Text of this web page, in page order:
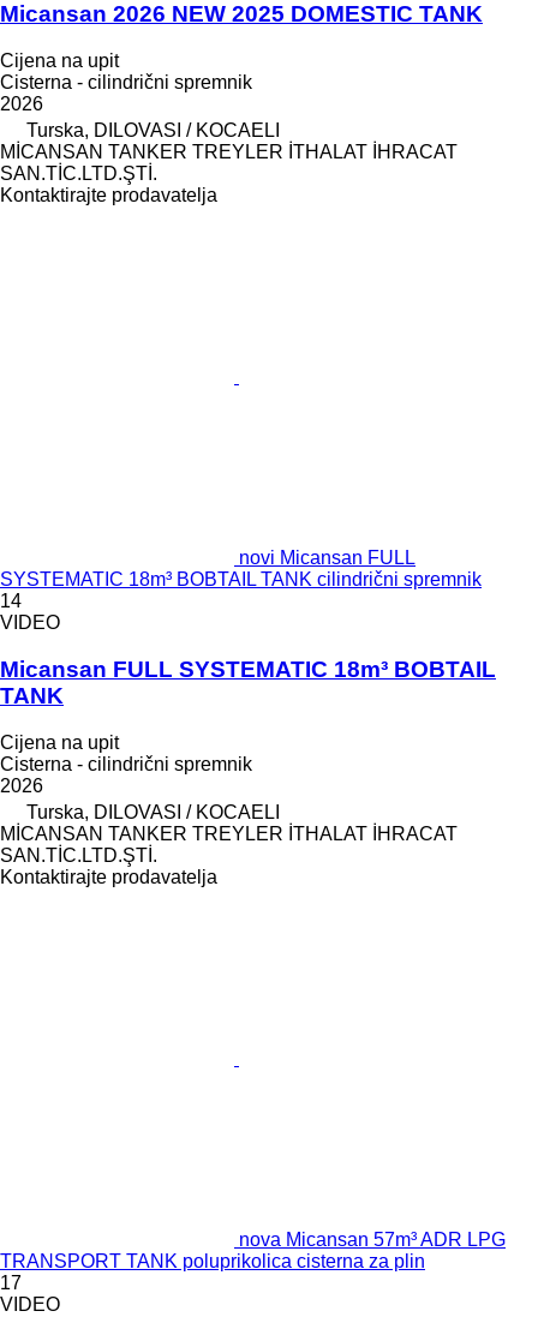
Micansan 2026 NEW 2025 DOMESTIC TANK
Cijena na upit
Cisterna - cilindrični spremnik
2026
Turska, DILOVASI / KOCAELI
MİCANSAN TANKER TREYLER İTHALAT İHRACAT
SAN.TİC.LTD.ŞTİ.
Kontaktirajte prodavatelja
novi Micansan FULL
SYSTEMATIC 18m³ BOBTAIL TANK cilindrični spremnik
14
VIDEO
Micansan FULL SYSTEMATIC 18m³ BOBTAIL
TANK
Cijena na upit
Cisterna - cilindrični spremnik
2026
Turska, DILOVASI / KOCAELI
MİCANSAN TANKER TREYLER İTHALAT İHRACAT
SAN.TİC.LTD.ŞTİ.
Kontaktirajte prodavatelja
nova Micansan 57m³ ADR LPG
TRANSPORT TANK poluprikolica cisterna za plin
17
VIDEO